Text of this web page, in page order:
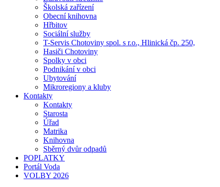
Školská zařízení
Obecní knihovna
Hřbitov
Sociální služby
T-Servis Chotoviny spol. s r.o., Hlinická čp. 250,
Hasiči Chotoviny
Spolky v obci
Podnikání v obci
Ubytování
Mikroregiony a kluby
Kontakty
Kontakty
Starosta
Úřad
Matrika
Knihovna
Sběrný dvůr odpadů
POPLATKY
Portál Voda
VOLBY 2026